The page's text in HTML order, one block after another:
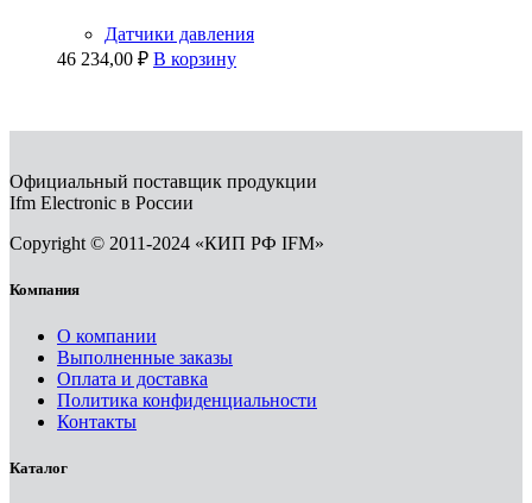
Датчики давления
46 234,00 ₽ В корзину
Официальный поставщик продукции
Ifm Electronic в России
Copyright © 2011-2024 «КИП РФ IFM»
Компания
О компании
Выполненные заказы
Оплата и доставка
Политика конфиденциальности
Контакты
Каталог